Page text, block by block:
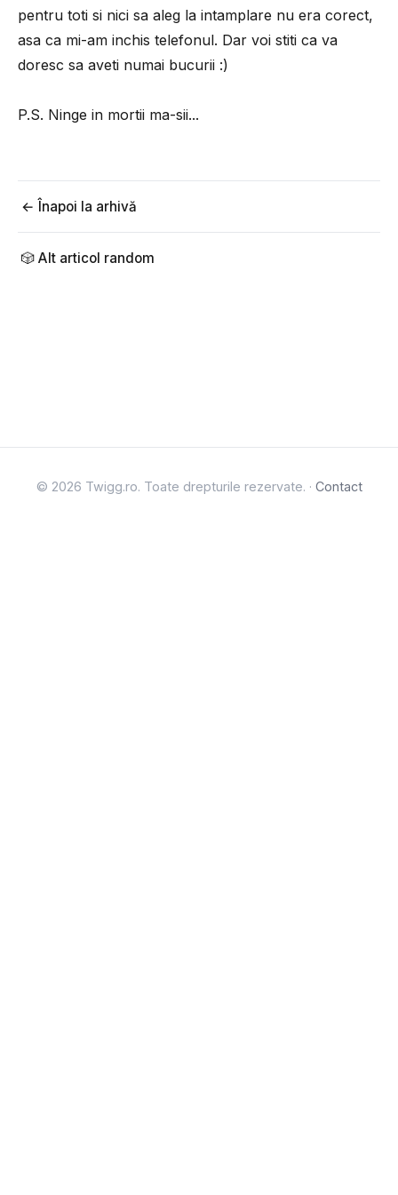
pentru toti si nici sa aleg la intamplare nu era corect,
asa ca mi-am inchis telefonul. Dar voi stiti ca va
doresc sa aveti numai bucurii :)
P.S. Ninge in mortii ma-sii...
← Înapoi la arhivă
🎲 Alt articol random
© 2026 Twigg.ro. Toate drepturile rezervate. · Contact